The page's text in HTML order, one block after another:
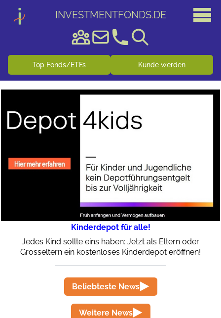
INVESTMENTFONDS.DE
Top Fonds/ETFs Kunde werden
Kinderdepot für alle!
Jedes Kind sollte eins haben: Jetzt als Eltern oder
Grosseltern ein kostenloses Kinderdepot eröffnen!
Beliebteste News
Weitere News